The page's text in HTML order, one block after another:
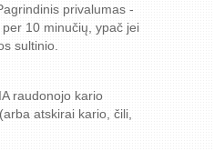
privalumas -
10 minučių, ypač jei
sultinio.
raudonojo kario
atskirai kario, čili,